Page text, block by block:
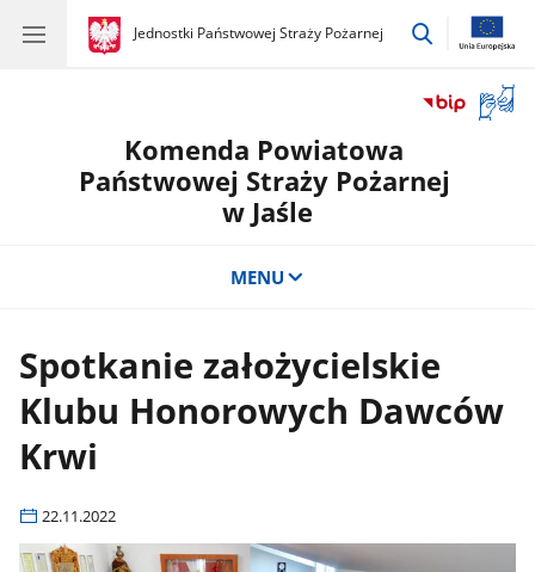
gov.pl
Jednostki Państwowej Straży Pożarnej
gov.pl
Jednostki
przejdź
okno
Komenda Powiatowa
Państwowej Straży Pożarnej
w Jaśle
MENU
Spotkanie założycielskie
Klubu Honorowych Dawców
Krwi
22.11.2022